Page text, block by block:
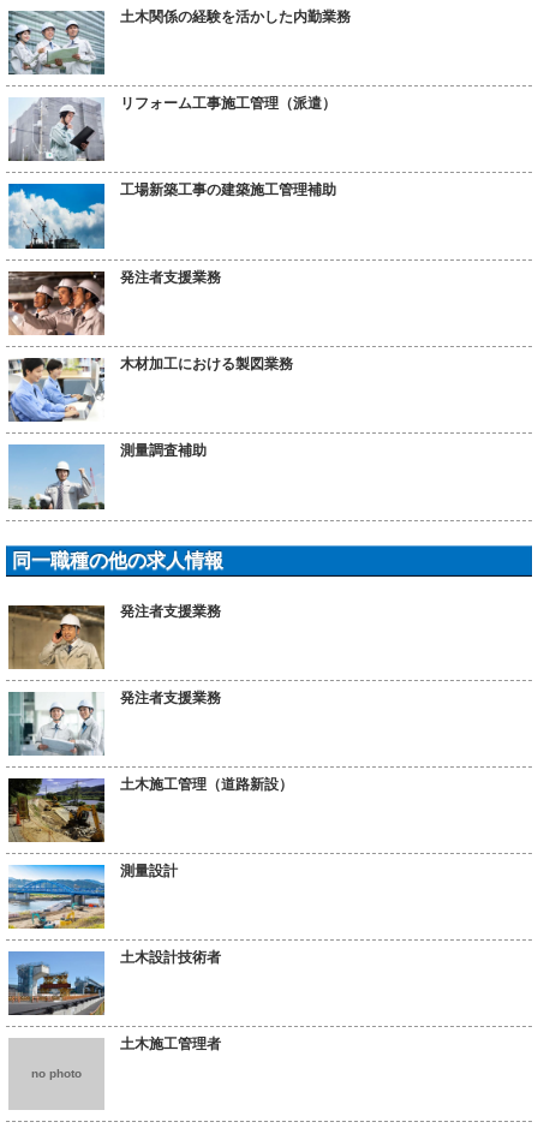
土木関係の経験を活かした内勤業務
リフォーム工事施工管理（派遣）
工場新築工事の建築施工管理補助
発注者支援業務
木材加工における製図業務
測量調査補助
同一職種の他の求人情報
発注者支援業務
発注者支援業務
土木施工管理（道路新設）
測量設計
土木設計技術者
no photo
土木施工管理者